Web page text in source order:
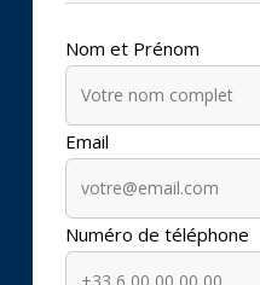
Nom et Prénom
Email
Numéro de téléphone